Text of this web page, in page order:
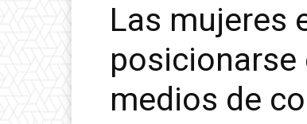
Las mujeres
posicionarse
medios de